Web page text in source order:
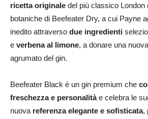
ricetta originale del più classico London
botaniche di Beefeater Dry, a cui Payne
inedito attraverso due ingredienti
e verbena al limone, a donare una
agrumato del gin.
Beefeater Black è un gin premium che
freschezza e personalitàe celebra le
nuova referenza elegante e sofisticata,